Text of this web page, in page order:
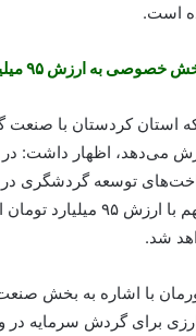
است.
استان کردستان با
توسعه گردشگری
است و ۹ پروژه مهم با ارزش
شد.
با اشاره به بخش
برای گردش سرمایه در